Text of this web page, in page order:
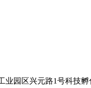
业园区兴元路1号科技孵